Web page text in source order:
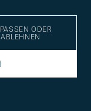
ODER
ABLEHNEN